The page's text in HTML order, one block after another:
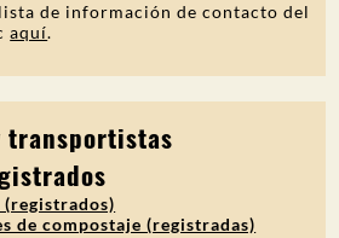
de información de contacto del
aquí.
transportistas
(registrados)
de compostaje (registradas)